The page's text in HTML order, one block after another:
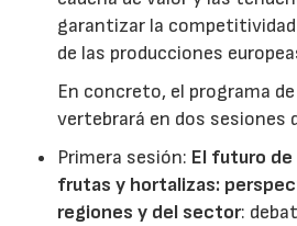
garantizar la
de las producciones
En concreto, el programa
vertebrará en dos sesiones
Primera sesión: El futuro de
frutas y hortalizas:
regiones y del sector: